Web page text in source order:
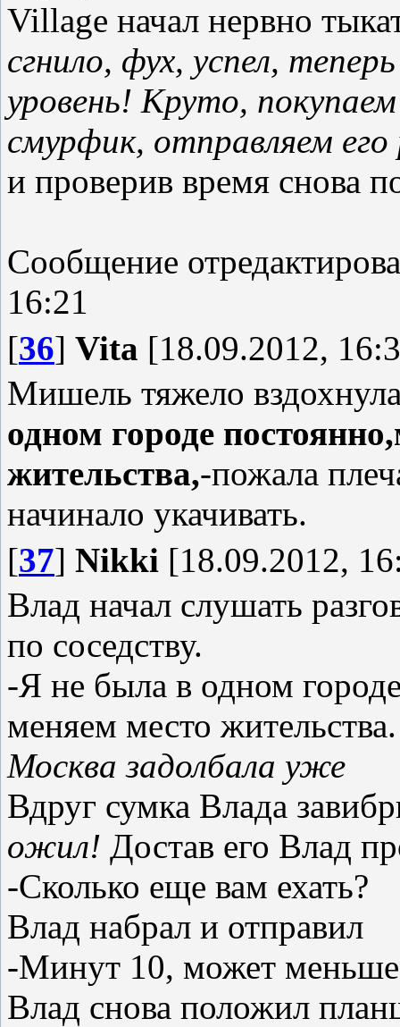
Village начал нервно
сгнило, фух, успел,
уровень! Круто,
смурфик, отправляем
и проверив время снова
Сообщение
16:21
[36] Vita [18.09.2012,
Мишель тяжело
одном городе
жительства,-пожала
начинало укачивать.
[37] Nikki [18.09.2012,
Влад начал слушать
по соседству.
-Я не была в одном
меняем место
Москва задолбала уже
Вдруг сумка Влада
ожил! Достав его Влад
-Сколько еще вам ехать?
Влад набрал и отправил
-Минут 10, может меньше
Влад снова положил